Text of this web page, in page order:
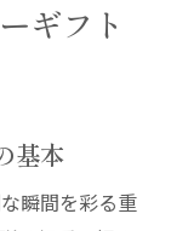
ギフト
基本
瞬間を彩る重